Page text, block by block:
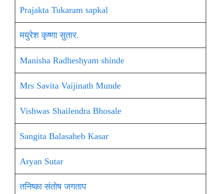
Prajakta Tukaram sapkal
मयुरेश कृष्णा सुतार.
Manisha Radheshyam shinde
Mrs Savita Vaijinath Munde
Vishwas Shailendra Bhosale
Sangita Balasaheb Kasar
Aryan Sutar
तनिष्का संतोष जगताप